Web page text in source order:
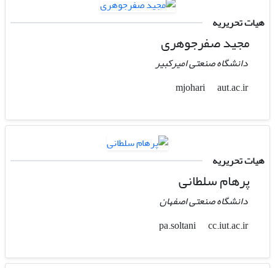
هیات تحریریه
مجید صفرجوهری
دانشگاه صنعتی امیرکبیر
mjohari
aut.ac.ir
هیات تحریریه
پرهام سلطانی
دانشگاه صنعتی اصفهان
pa.soltani
cc.iut.ac.ir